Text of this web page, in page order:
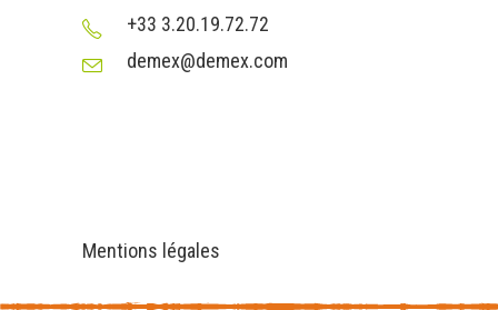
+33 3.20.19.72.72
demex@demex.com
Mentions légales